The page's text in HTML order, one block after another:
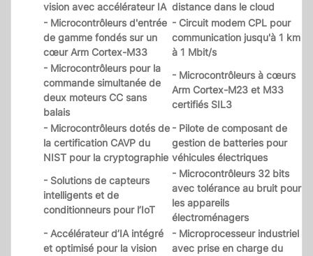
vision avec accélérateur IA distance dans le cloud
- Microcontrôleurs d'entrée
de gamme fondés sur un
cœur Arm Cortex-M33
- Circuit modem CPL pour
communication jusqu'à 1 km
à 1 Mbit/s
- Microcontrôleurs pour la
commande simultanée de
deux moteurs CC sans
balais
- Microcontrôleurs à cœurs
Arm Cortex-M23 et M33
certifiés SIL3
- Microcontrôleurs dotés de
la certification CAVP du
NIST pour la cryptographie
- Pilote de composant de
gestion de batteries pour
véhicules électriques
- Solutions de capteurs
intelligents et de
conditionneurs pour l’IoT
- Microcontrôleurs 32 bits
avec tolérance au bruit pour
les appareils
électroménagers
- Accélérateur d’IA intégré
et optimisé pour la vision
- Microprocesseur industriel
avec prise en charge du